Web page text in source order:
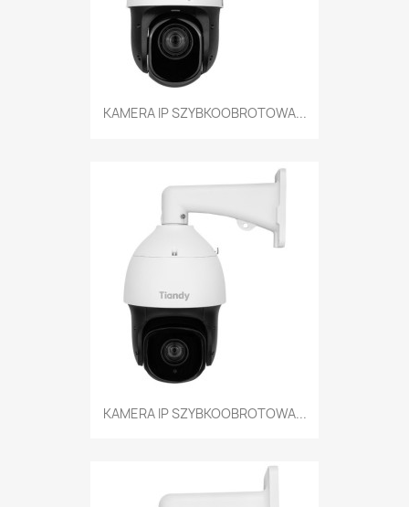
KAMERA IP SZYBKOOBROTOWA...
KAMERA IP SZYBKOOBROTOWA...